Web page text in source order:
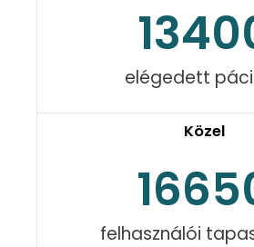
elégedett
Közel
felhasználói